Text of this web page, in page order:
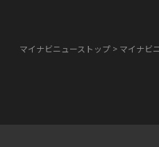
マイナビニューストップ マイナビ